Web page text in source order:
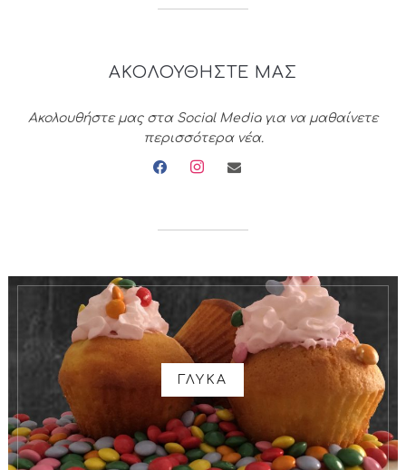
ΑΚΟΛΟΥΘΗΣΤΕ ΜΑΣ
Ακολουθήστε μας στα Social Media για να μαθαίνετε
περισσότερα νέα.
facebookinstagramenvelope
ΓΛΥΚΑ